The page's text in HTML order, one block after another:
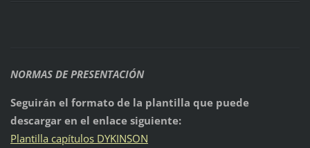
NORMAS DE PRESENTACIÓN
Seguirán el formato de la plantilla que puede
descargar en el enlace siguiente:
Plantilla capítulos DYKINSON